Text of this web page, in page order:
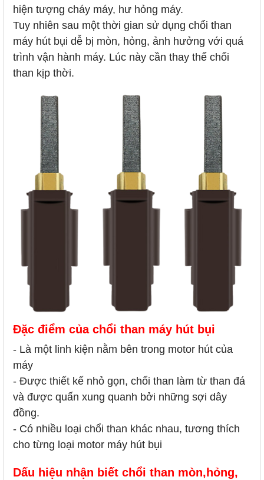
hiện tượng cháy máy, hư hỏng máy.
Tuy nhiên sau một thời gian sử dụng chổi than
máy hút bụi dễ bị mòn, hỏng, ảnh hưởng với quá
trình vận hành máy. Lúc này cần thay thế chổi
than kịp thời.
Đặc điểm của chổi than máy hút bụi
- Là một linh kiện nằm bên trong motor hút của
máy
- Được thiết kế nhỏ gọn, chổi than làm từ than đá
và được quấn xung quanh bởi những sợi dây
đồng.
- Có nhiều loại chổi than khác nhau, tương thích
cho từng loại motor máy hút bụi
Dấu hiệu nhận biết chổi than mòn,hỏng,